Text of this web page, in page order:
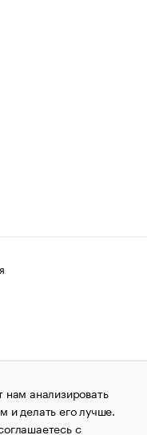
авторских прав
Сообщения
«РБК»
по надзору в сфере
анализировать
и делать его лучше.
с